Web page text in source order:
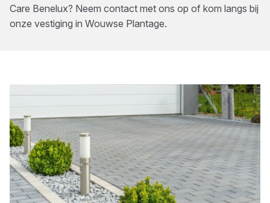
Care Benelux? Neem contact met ons op of kom langs bij
onze vestiging in Wouwse Plantage.